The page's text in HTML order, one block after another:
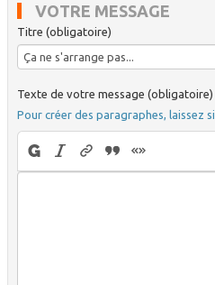
VOTRE MESSAGE
Titre (obligatoire)
Texte de votre message (obligatoire)
Pour créer des paragraphes, laissez